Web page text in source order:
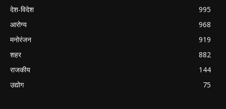
देश-विदेश
995
आरोग्य
968
मनोरंजन
919
शहर
882
राजकीय
144
उद्योग
75